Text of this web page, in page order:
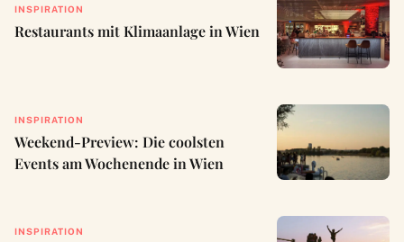
INSPIRATION
Restaurants mit Klimaanlage in Wien
INSPIRATION
Weekend-Preview: Die coolsten
Events am Wochenende in Wien
INSPIRATION